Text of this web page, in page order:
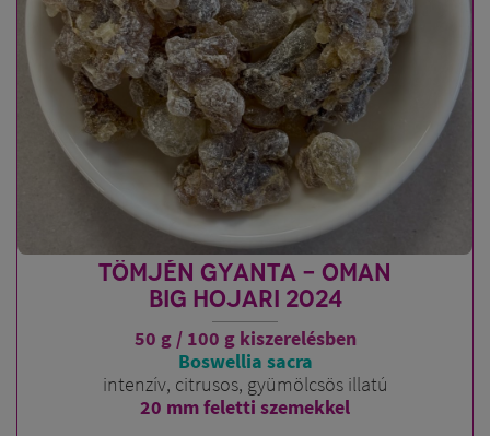
TÖMJÉN GYANTA - OMAN
BIG HOJARI 2024
50 g / 100 g kiszerelésben
Boswellia sacra
intenzív, citrusos, gyümölcsös illatú
20 mm feletti szemekkel